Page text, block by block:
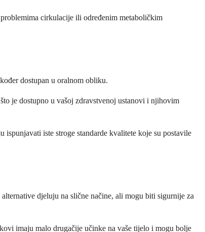
cirkulacije ili određenim metaboličkim
dostupan u oralnom obliku.
je dostupno u vašoj zdravstvenoj ustanovi i njihovim
iste stroge standarde kvalitete koje su postavile
djeluju na slične načine, ali mogu biti sigurnije za
imaju malo drugačije učinke na vaše tijelo i mogu bolje